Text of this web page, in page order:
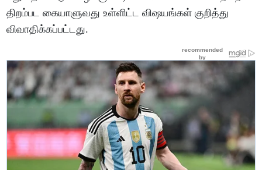
திறம்பட கையாளுவது உள்ளிட்ட விஷயங்கள் குறித்து
விவாதிக்கப்பட்டது.